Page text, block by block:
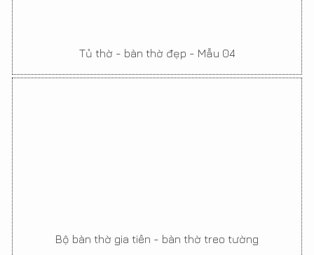
Tủ thờ - bàn thờ đẹp - Mẫu 04
Bộ bàn thờ gia tiên - bàn thờ treo tường